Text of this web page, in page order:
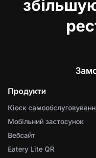
Продукти
Кіоск
Мобільний застосунок
Вебсайт
Eatery Lite QR